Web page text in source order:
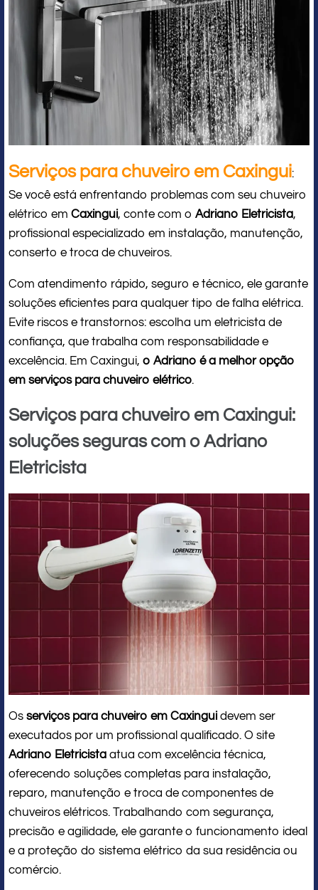
Serviços para chuveiro em Caxingui:
Se você está enfrentando problemas com seu chuveiro
elétrico em Caxingui, conte com o Adriano Eletricista,
profissional especializado em instalação, manutenção,
conserto e troca de chuveiros.
Com atendimento rápido, seguro e técnico, ele garante
soluções eficientes para qualquer tipo de falha elétrica.
Evite riscos e transtornos: escolha um eletricista de
confiança, que trabalha com responsabilidade e
excelência. Em Caxingui, o Adriano é a melhor opção
em serviços para chuveiro elétrico.
Serviços para chuveiro em Caxingui:
soluções seguras com o Adriano
Eletricista
Os serviços para chuveiro em Caxinguidevem ser
executados por um profissional qualificado. O site
Adriano Eletricista atua com excelência técnica,
oferecendo soluções completas para instalação,
reparo, manutenção e troca de componentes de
chuveiros elétricos. Trabalhando com segurança,
precisão e agilidade, ele garante o funcionamento ideal
e a proteção do sistema elétrico da sua residência ou
comércio.